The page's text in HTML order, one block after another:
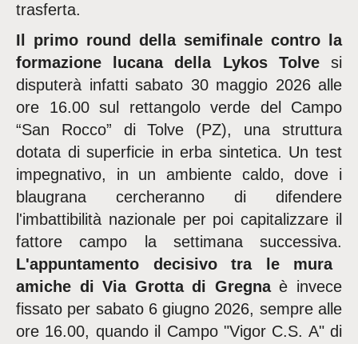
trasferta.
Il primo round della semifinale contro la
formazione lucana della Lykos Tolvesi
disputerà infatti sabato 30 maggio 2026 alle
ore 16.00 sul rettangolo verde del Campo
“San Rocco” di Tolve (PZ), una struttura
dotata di superficie in erba sintetica. Un test
impegnativo, in un ambiente caldo, dove i
blaugrana cercheranno di difendere
l'imbattibilità nazionale per poi capitalizzare il
fattore campo la settimana successiva.
L'appuntamento decisivo tra le mura
amiche di Via Grotta di Gregnaè invece
fissato per sabato 6 giugno 2026, sempre alle
ore 16.00, quando il Campo "Vigor C.S. A" di